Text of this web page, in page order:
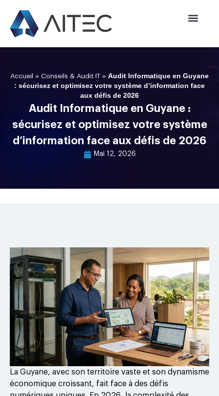
Accueil » Conseils & Audit IT » Audit Informatique en Guyane
: sécurisez et optimisez votre système d’information face
aux défis de 2026
Audit Informatique en Guyane :
sécurisez et optimisez votre système
d’information face aux défis de 2026
Mai 12, 2026
La Guyane, avec son territoire vaste et son dynamisme
économique croissant, fait face à des défis